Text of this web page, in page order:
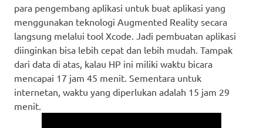
para pengembang aplikasi untuk buat aplikasi yang
menggunakan teknologi Augmented Reality secara
langsung melalui tool Xcode. Jadi pembuatan aplikasi
diinginkan bisa lebih cepat dan lebih mudah. Tampak
dari data di atas, kalau HP ini miliki waktu bicara
mencapai 17 jam 45 menit. Sementara untuk
internetan, waktu yang diperlukan adalah 15 jam 29
menit.